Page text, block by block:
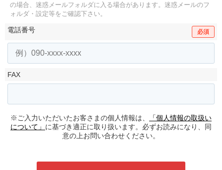
の場合、迷惑メールフォルダに入る場合があります。 迷惑メールのフ
ォルダ・設定等をご確認下さい。
電話番号 必須
FAX
※ご入力いただいたお客さまの個人情報は、
「個人情報の取扱い
について」 に基づき適正に取り扱います。必ずお読みになり、同
意の上お問い合わせください。